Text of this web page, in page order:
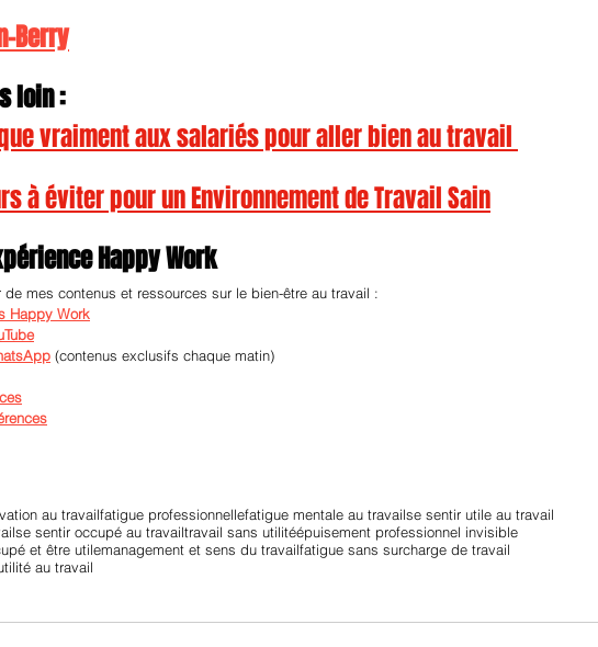
Berry
loin :
vraiment aux salariés pour aller bien au travail
à éviter pour un Environnement de Travail Sain
Happy Work
de mes contenus et ressources sur le bien-être au travail :
Happy Work
(contenus exclusifs chaque matin)
au travailfatigue professionnellefatigue mentale au travailse sentir utile au travail
se sentir occupé au travailtravail sans utilitéépuisement professionnel invisible
et être utilemanagement et sens du travailfatigue sans surcharge de travail
au travail